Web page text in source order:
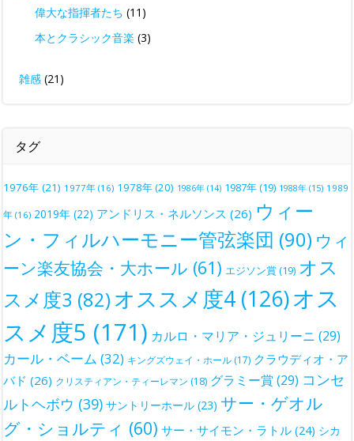
偉大な指揮者たち (11)
本とクラシック音楽 (3)
雑感 (21)
タグ
1976年 (21) 1977年 (16) 1978年(20) 1986年 (14) 1987年(19) 1988年 (15) 1989
年 (16) 2019年 (22) アンドリス・ネルソンス (26) ウィー
ン・フィルハーモニー管弦楽団 (90) ウィ
ーン楽友協会・大ホール (61) エジソン賞(19) オス
スメ度3 (82) オススメ度4 (126)オス
スメ度5 (171) カルロ・マリア・ジュリーニ (29)
カール・ベーム (32) キングズウェイ・ホール (17) クラウディオ・ア
バド (26) クリスティアン・ティーレマン (18) グラミー賞 (29) コンセ
ルトヘボウ (39) サントリーホール (23) サー・ゲオル
グ・ショルティ (60) サー・サイモン・ラトル (24) シカ